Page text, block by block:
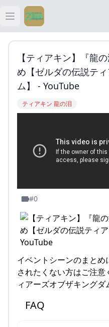
Open main menu
テ
ティ
【ティアキン】『龍
め【ゼルダの伝説テ
ム】 - YouTube
ティアキン 龍の泪
#0
イベントシーンのまと
されたくない方はご注
ィアーズオブザキング
FAQ